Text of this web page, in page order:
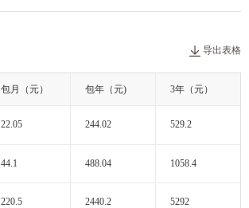
导出表格
包月（元） 包年（元) 3年（元）
22.05 244.02 529.2
44.1 488.04 1058.4
220.5 2440.2 5292